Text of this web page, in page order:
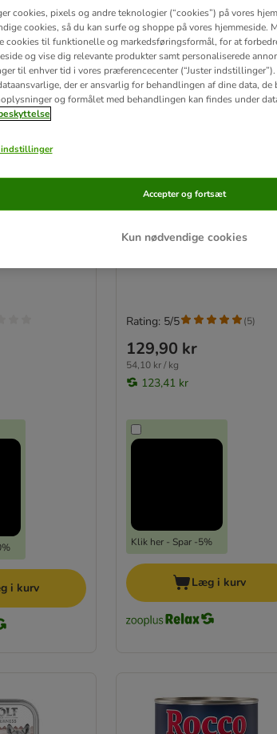
Senior
x 400 g
i kurv
Wolf of Wilderness Adult
Blue River - Fisk
129,90 kr
54,10 kr / kg
123,41 kr
Klik her - Spar -5%
Rating: 5/5 (5)
Læg i kurv
cookies, pixels og andre teknologier (“cookies”) på vores
cookies, så du kan surfe og shoppe på vores hjemmeside.
cookies til funktionelle og markedsføringsformål, for at
og vise dig relevante produkter samt personaliserede
til enhver tid i vores præferencecenter (“Juster
der er ansvarlig for behandlingen af ​​dine data, de
og formålet med behandlingen kan findes under
Kun nødvendige cookies
Accepter og fortsæt